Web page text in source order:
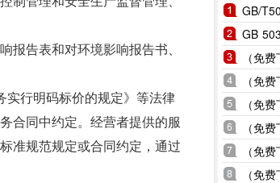
报告表和对环境影响报告书、
实行明码标价的规定》等法律
合同中约定。经营者提供的服
准规范规定或合同约定，通过
GB/
整版）
GB
（完
（免
工程
（免
室内
（免
础工
（免
修工
（免
渗沥
（免